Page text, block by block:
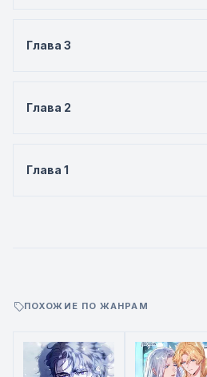
Глава 3
Глава 2
Глава 1
ПОХОЖИЕ ПО ЖАНРАМ